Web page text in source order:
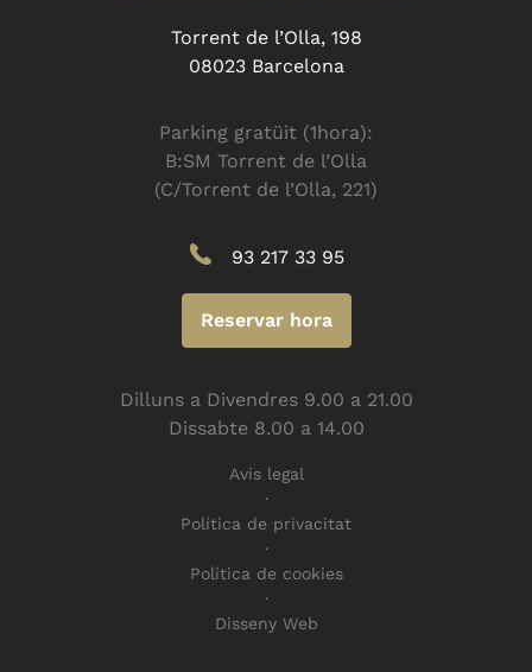
Torrent de l’Olla, 198
08023 Barcelona
Parking gratüit (1hora):
B:SM Torrent de l’Olla
(C/Torrent de l’Olla, 221)
93 217 33 95
Reservar hora
Dilluns a Divendres 9.00 a 21.00
Dissabte 8.00 a 14.00
Avis legal
Política de privacitat
Política de cookies
Disseny Web